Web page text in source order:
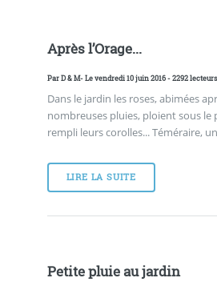
Après l’Orage...
ParD & M- Le vendredi 10 juin 2016 - 2292 lecteurs
Dans le jardin les roses, abimées
nombreuses pluies, ploient sous le
rempli leurs corolles... Téméraire,
LIRE LA SUITE
Petite pluie au jardin